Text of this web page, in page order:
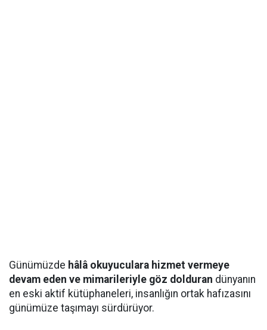
Günümüzde hâlâ okuyuculara hizmet vermeye
devam eden ve mimarileriyle göz dolduran dünyanın
en eski aktif kütüphaneleri, insanlığın ortak hafızasını
günümüze taşımayı sürdürüyor.